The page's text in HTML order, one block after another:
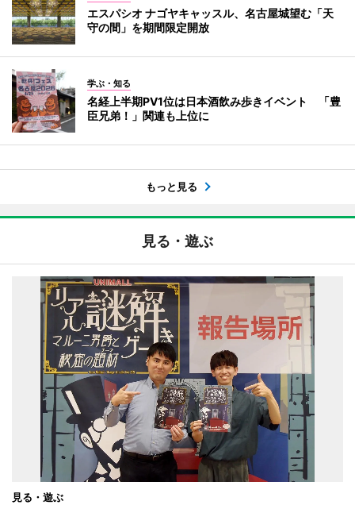
エスパシオ ナゴヤキャッスル、名古屋城望む「天
守の間」を期間限定開放
学ぶ・知る
名経上半期PV1位は日本酒飲み歩きイベント 「豊
臣兄弟！」関連も上位に
もっと見る
見る・遊ぶ
見る・遊ぶ